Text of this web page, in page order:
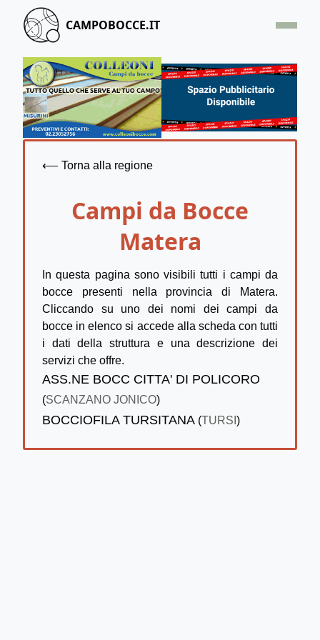
CAMPOBOCCE.IT
HOME
OFFERTA
SEGNALA UN CAMPO
⟵ Torna alla regione
Campi da Bocce
Matera
In questa pagina sono visibili tutti i campi da
bocce presenti nella provincia di Matera.
Cliccando su uno dei nomi dei campi da
bocce in elenco si accede alla scheda con tutti
i dati della struttura e una descrizione dei
servizi che offre.
ASS.NE BOCC CITTA' DI POLICORO
(SCANZANO JONICO)
BOCCIOFILA TURSITANA (TURSI )